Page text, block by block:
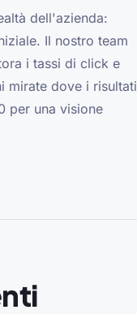
dell'azienda:
Il nostro team
i tassi di click e
mirate dove i risultati
per una visione